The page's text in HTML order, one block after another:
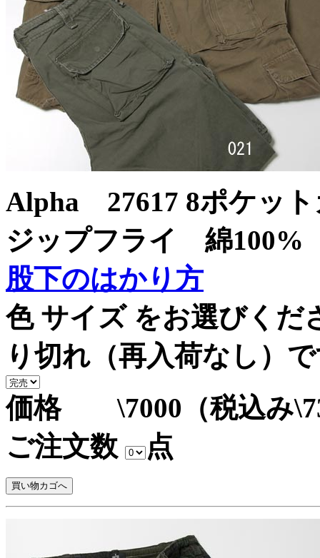
Alpha 27617 8ポケッ
ジップフライ 綿100%
股下のはかり方
色 サイズ をお選びく
り切れ（再入荷なし）
価格 \7000（税込み
ご注文数
点